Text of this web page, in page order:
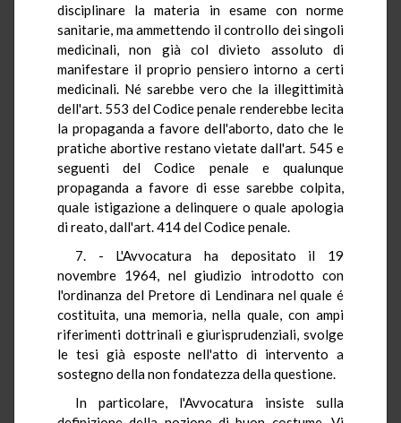
disciplinare la materia in esame con norme
sanitarie, ma ammettendo il controllo dei singoli
medicinali, non già col divieto assoluto di
manifestare il proprio pensiero intorno a certi
medicinali. Né sarebbe vero che la illegittimità
dell'art. 553 del Codice penale renderebbe lecita
la propaganda a favore dell'aborto, dato che le
pratiche abortive restano vietate dall'art. 545 e
seguenti del Codice penale e qualunque
propaganda a favore di esse sarebbe colpita,
quale istigazione a delinquere o quale apologia
di reato, dall'art. 414 del Codice penale.
7. - L'Avvocatura ha depositato il 19
novembre 1964, nel giudizio introdotto con
l'ordinanza del Pretore di Lendinara nel quale é
costituita, una memoria, nella quale, con ampi
riferimenti dottrinali e giurisprudenziali, svolge
le tesi già esposte nell'atto di intervento a
sostegno della non fondatezza della questione.
In particolare, l'Avvocatura insiste sulla